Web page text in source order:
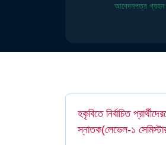
আবেদনপত্র
হকৃবিতে নির্বাচিত
স্নাতক(লেভেল-১